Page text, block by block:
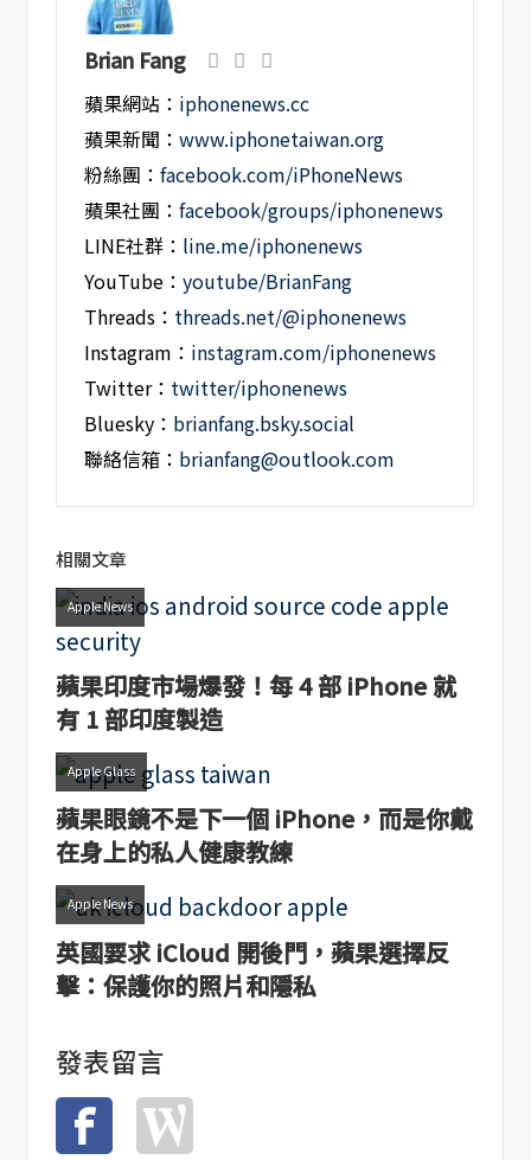
Brian Fang
蘋果網站： iphonenews.cc
蘋果新聞：www.iphonetaiwan.org
粉絲團：facebook.com/iPhoneNews
蘋果社團：facebook/groups/iphonenews
LINE社群： line.me/iphonenews
YouTube：youtube/BrianFang
Threads： threads.net/@iphonenews
Instagram： instagram.com/iphonenews
Twitter： twitter/iphonenews
Bluesky： brianfang.bsky.social
聯絡信箱： brianfang@outlook.com
相關文章
Apple News
蘋果印度市場爆發！每 4 部 iPhone 就
有 1 部印度製造
Apple Glass
蘋果眼鏡不是下一個 iPhone，而是你戴
在身上的私人健康教練
Apple News
英國要求 iCloud 開後門，蘋果選擇反
擊：保護你的照片和隱私
發表留言